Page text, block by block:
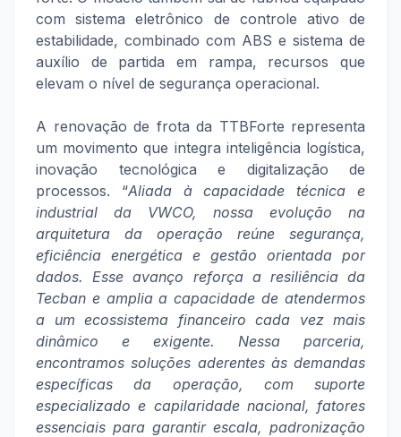
com sistema eletrônico de controle ativo de
estabilidade, combinado com ABS e sistema de
auxílio de partida em rampa, recursos que
elevam o nível de segurança operacional.
A renovação de frota da TTBForte representa
um movimento que integra inteligência logística,
inovação tecnológica e digitalização de
processos. “Aliada à capacidade técnica e
industrial da VWCO, nossa evolução na
arquitetura da operação reúne segurança,
eficiência energética e gestão orientada por
dados. Esse avanço reforça a resiliência da
Tecban e amplia a capacidade de atendermos
a um ecossistema financeiro cada vez mais
dinâmico e exigente. Nessa parceria,
encontramos soluções aderentes às demandas
específicas da operação, com suporte
especializado e capilaridade nacional, fatores
essenciais para garantir escala, padronização